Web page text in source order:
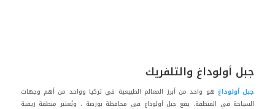
جبل أولوداغ والتلفريك
جبل أولوداغهو واحد من أبرز المعالم الطبيعية في تركيا وواحد من أهم وجهات
السياحة في المنطقة. يقع جبل أولوداغ في محافظة بورصة ، ويُعتبر منطقة ريفية